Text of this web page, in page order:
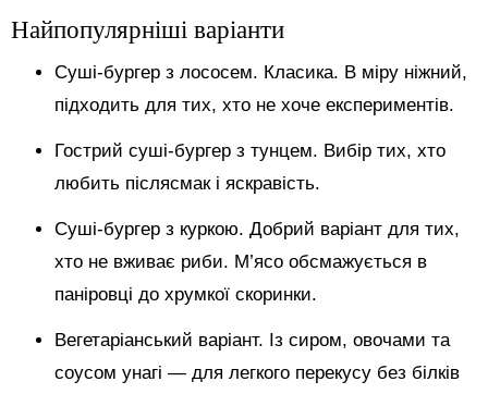
Найпопулярніші варіанти
Суші-бургер з лососем. Класика. В міру ніжний,
підходить для тих, хто не хоче експериментів.
Гострий суші-бургер з тунцем. Вибір тих, хто
любить післясмак і яскравість.
Суші-бургер з куркою. Добрий варіант для тих,
хто не вживає риби. М’ясо обсмажується в
паніровці до хрумкої скоринки.
Вегетаріанський варіант. Із сиром, овочами та
соусом унагі — для легкого перекусу без білків